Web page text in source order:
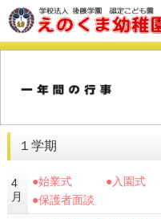
１学期
4
月
●始業式 ●入園式 ●
●保護者面談